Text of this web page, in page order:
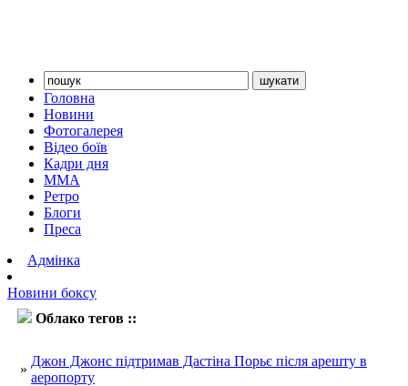
Головна
Новини
Фотогалерея
Відео боїв
Кадри дня
ММА
Ретро
Блоги
Преса
Адмінка
Новини боксу
Облако тегов ::
»
Джон Джонс підтримав Дастіна Порьє після арешту в
аеропорту